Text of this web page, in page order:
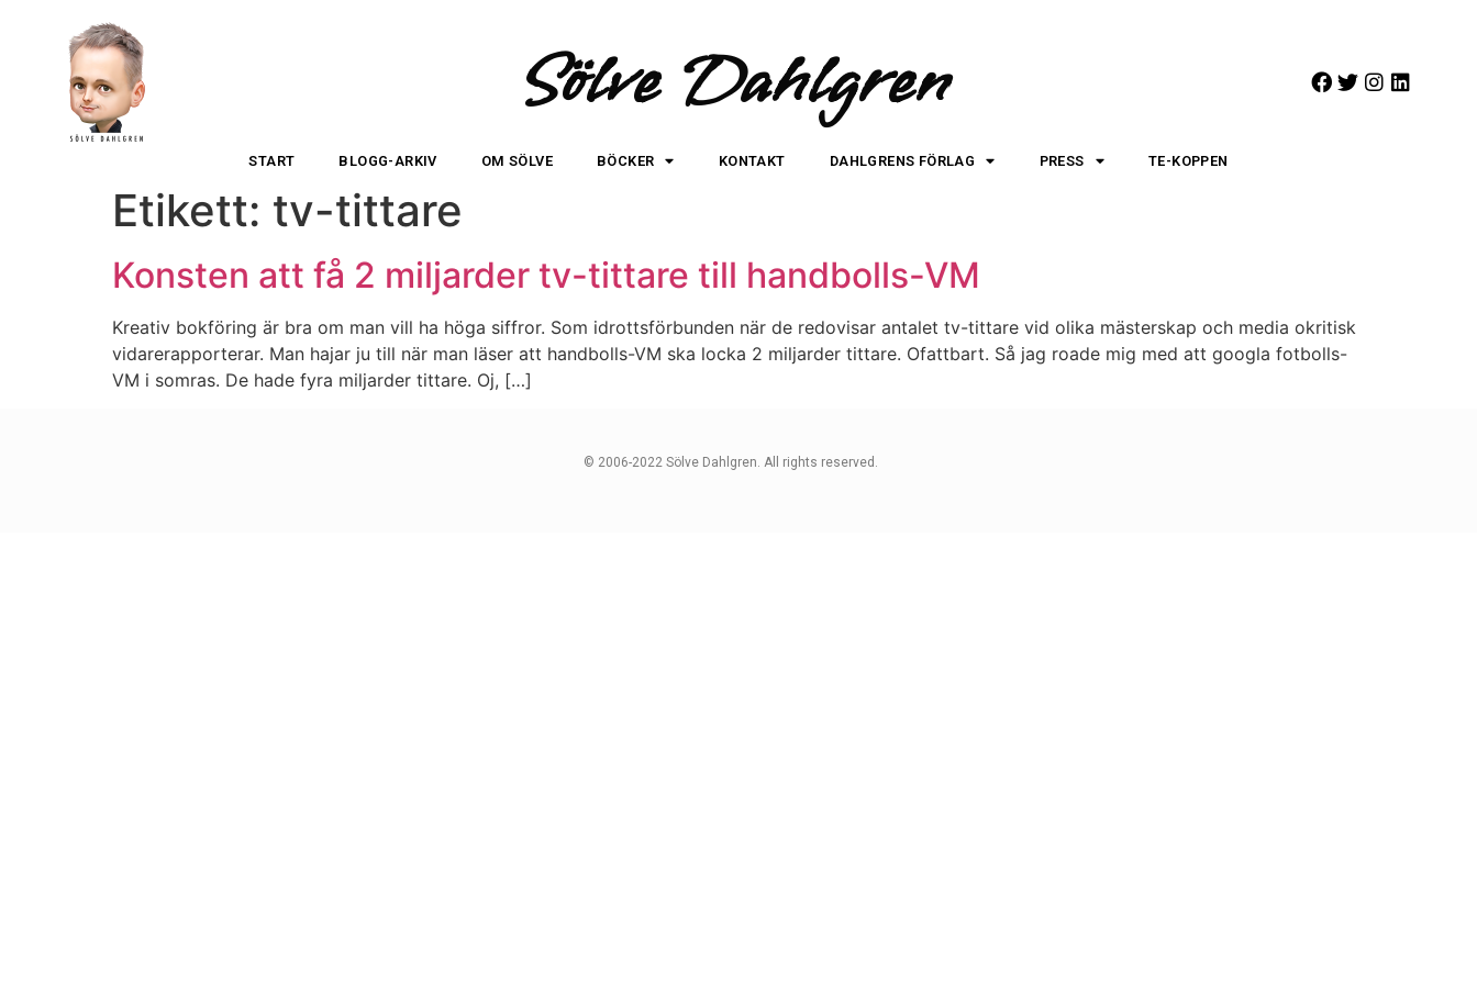
Sölve Dahlgren
START BLOGG-ARKIV OM SÖLVE BÖCKER KONTAKT DAHLGRENS FÖRLAG PRESS TE-KOPPEN
Etikett: tv-tittare
Konsten att få 2 miljarder tv-tittare till handbolls-VM
Kreativ bokföring är bra om man vill ha höga siffror. Som idrottsförbunden när de redovisar antalet tv-tittare vid olika mästerskap och media okritisk
vidarerapporterar. Man hajar ju till när man läser att handbolls-VM ska locka 2 miljarder tittare. Ofattbart. Så jag roade mig med att googla fotbolls-
VM i somras. De hade fyra miljarder tittare. Oj, […]
© 2006-2022 Sölve Dahlgren. All rights reserved.